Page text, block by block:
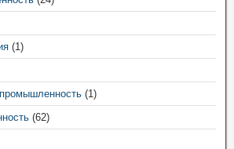
(1)
(1)
(62)